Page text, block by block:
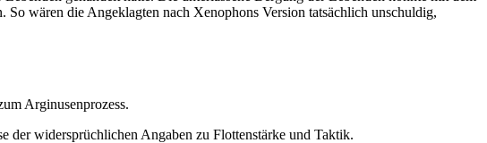
wären die Angeklagten nach Xenophons Version tatsächlich unschuldig,
Arginusenprozess.
der widersprüchlichen Angaben zu Flottenstärke und Taktik.